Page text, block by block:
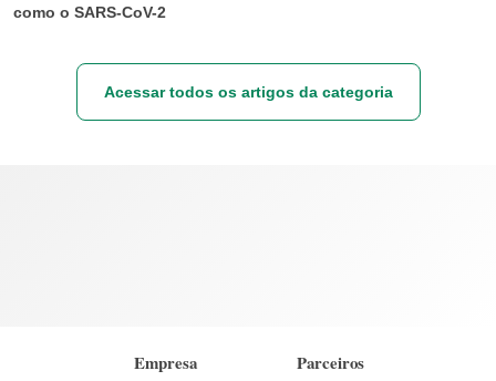
como o SARS-CoV-2
Acessar todos os artigos da categoria
Empresa Parceiros